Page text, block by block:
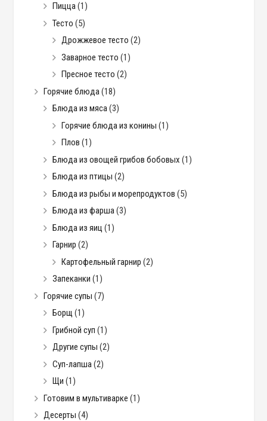
Пицца(1)
Тесто (5)
Дрожжевое тесто (2)
Заварное тесто (1)
Пресное тесто (2)
Горячие блюда(18)
Блюда из мяса(3)
Горячие блюда из конины (1)
Плов (1)
Блюда из овощей грибов бобовых (1)
Блюда из птицы (2)
Блюда из рыбы и морепродуктов (5)
Блюда из фарша(3)
Блюда из яиц (1)
Гарнир (2)
Картофельный гарнир (2)
Запеканки (1)
Горячие супы (7)
Борщ (1)
Грибной суп (1)
Другие супы (2)
Суп-лапша(2)
Щи (1)
Готовим в мультиварке (1)
Десерты (4)